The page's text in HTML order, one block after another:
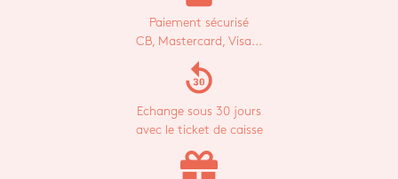
Paiement sécurisé
CB, Mastercard, Visa...
replay_30
Echange sous 30 jours
avec le ticket de caisse